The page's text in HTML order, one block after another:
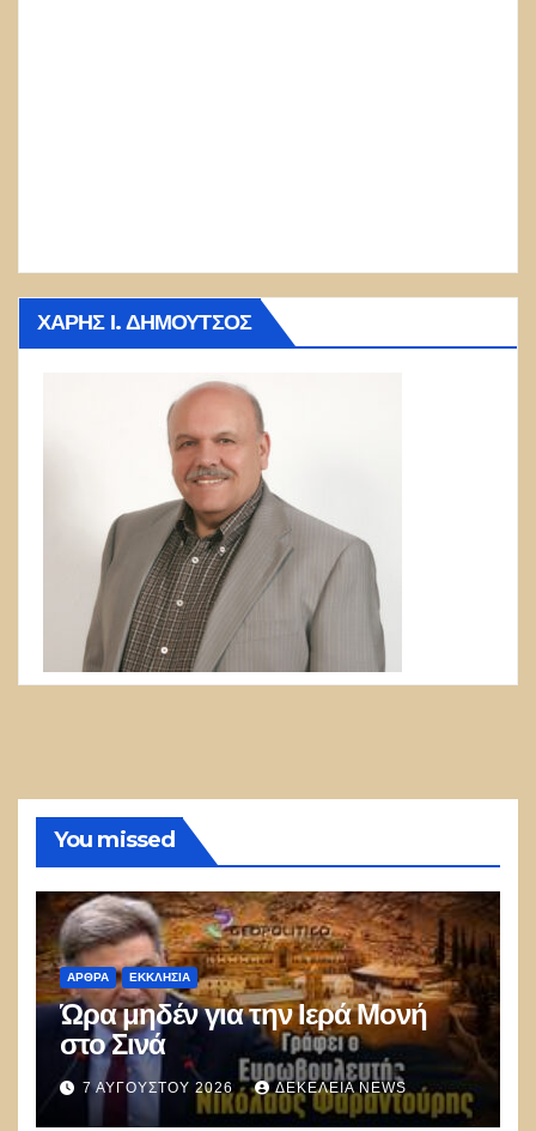
ΧΆΡΗΣ Ι. ΔΗΜΟΎΤΣΟΣ
You missed
ΑΡΘΡΑ ΕΚΚΛΗΣΊΑ
Ώρα μηδέν για την Ιερά Μονή
στο Σινά
7 ΑΥΓΟΎΣΤΟΥ 2026 ΔΕΚΈΛΕΙΑ NEWS